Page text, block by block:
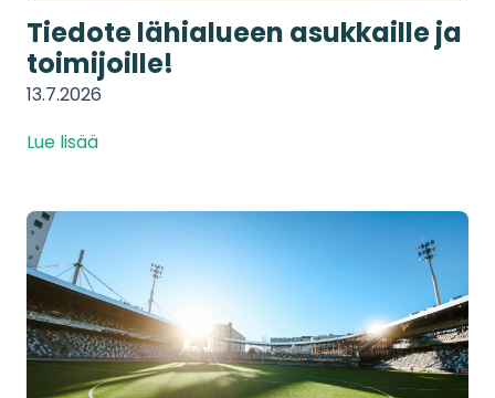
Tiedote lähialueen asukkaille ja
toimijoille!
13.7.2026
Lue lisää